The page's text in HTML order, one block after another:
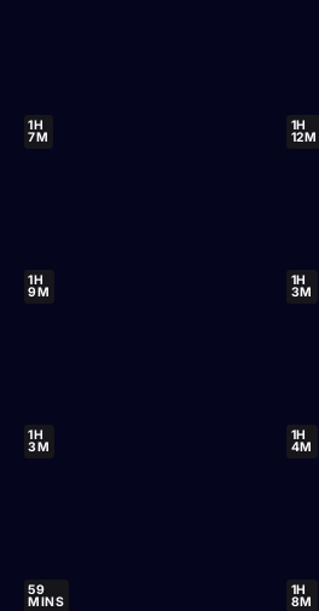
1H
7M
1H
12M
1H
9M
1H
3M
1H
3M
1H
4M
59
MINS
1H
8M